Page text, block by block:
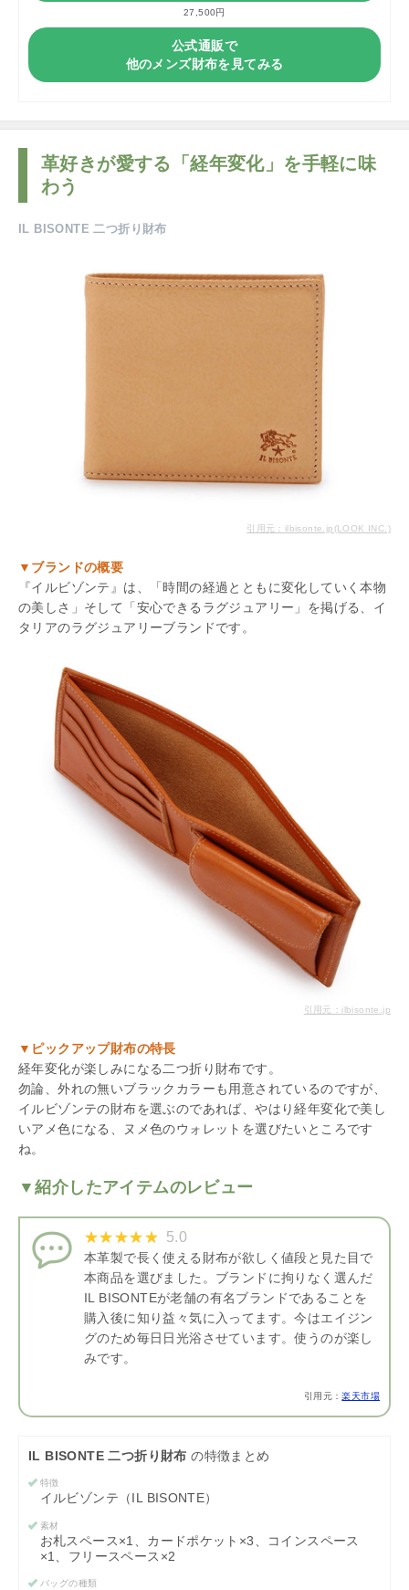
27,500円
公式通販で
他のメンズ財布を見てみる
革好きが愛する「経年変化」を手軽に味
わう
IL BISONTE 二つ折り財布
引用元：ilbisonte.jp(LOOK INC.)
▼ブランドの概要
『イルビゾンテ』は、「時間の経過とともに変化していく本物
の美しさ」そして「安心できるラグジュアリー」を掲げる、イ
タリアのラグジュアリーブランドです。
引用元：ilbisonte.jp
▼ピックアップ財布の特長
経年変化が楽しみになる二つ折り財布です。
勿論、外れの無いブラックカラーも用意されているのですが、
イルビゾンテの財布を選ぶのであれば、やはり経年変化で美し
いアメ色になる、ヌメ色のウォレットを選びたいところです
ね。
▼紹介したアイテムのレビュー
5.0
本革製で長く使える財布が欲しく値段と見た目で
本商品を選びました。ブランドに拘りなく選んだ
IL BISONTEが老舗の有名ブランドであることを
購入後に知り益々気に入ってます。今はエイジン
グのため毎日日光浴させています。使うのが楽し
みです。
引用元：楽天市場
IL BISONTE 二つ折り財布の特徴まとめ
特徴
イルビゾンテ（IL BISONTE）
素材
お札スペース×1、カードポケット×3、コインスペース
×1、フリースペース×2
バッグの種類